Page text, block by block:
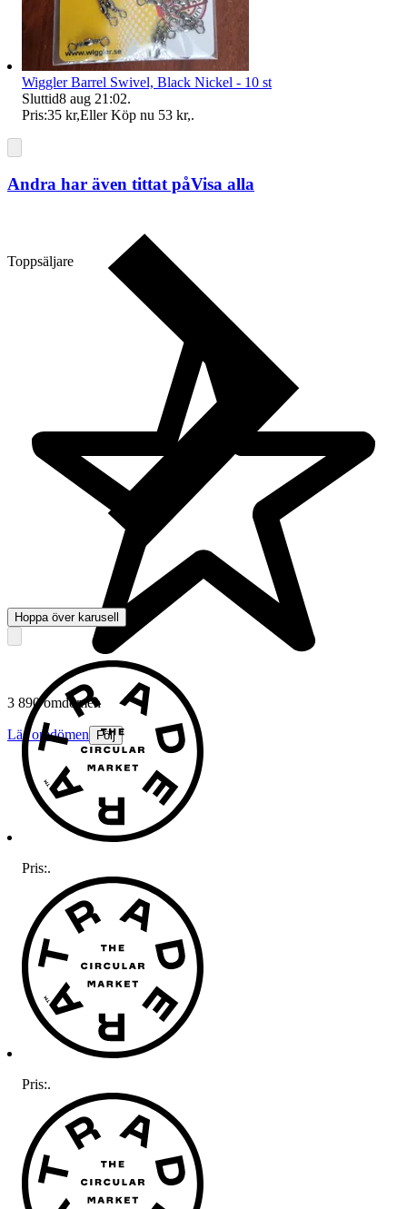
Toppsäljare
3 890 omdömen
Läs omdömen Följ
Wiggler Barrel Swivel, Black Nickel - 10 st
Sluttid8 aug 21:02.
Pris:35 kr,Eller Köp nu 53 kr,.
Andra har även tittat påVisa alla
Hoppa över karusell
Pris:.
Pris:.